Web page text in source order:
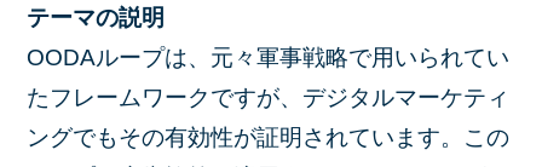
テーマの説明
OODAループは、元々軍事戦略で用いられてい
たフレームワークですが、デジタルマーケティ
ングでもその有効性が証明されています。この